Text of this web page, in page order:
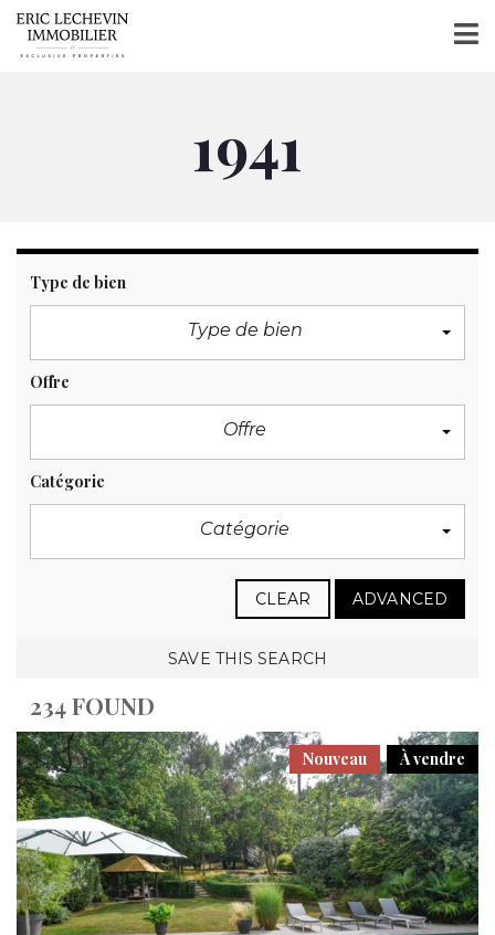
1941
Type de bien
Type de bien
Offre
Offre
Catégorie
Catégorie
CLEAR ADVANCED
SAVE THIS SEARCH
234 FOUND
À vendre
Nouveau